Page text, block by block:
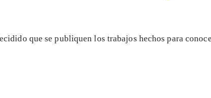
que se publiquen los trabajos hechos para